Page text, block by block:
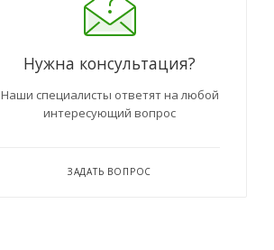
Нужна консультация?
Наши специалисты ответят на любой
интересующий вопрос
ЗАДАТЬ ВОПРОС